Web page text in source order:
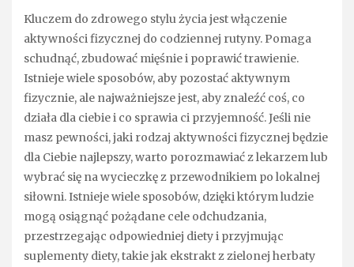
Kluczem do zdrowego stylu życia jest włączenie
aktywności fizycznej do codziennej rutyny. Pomaga
schudnąć, zbudować mięśnie i poprawić trawienie.
Istnieje wiele sposobów, aby pozostać aktywnym
fizycznie, ale najważniejsze jest, aby znaleźć coś, co
działa dla ciebie i co sprawia ci przyjemność. Jeśli nie
masz pewności, jaki rodzaj aktywności fizycznej będzie
dla Ciebie najlepszy, warto porozmawiać z lekarzem lub
wybrać się na wycieczkę z przewodnikiem po lokalnej
siłowni. Istnieje wiele sposobów, dzięki którym ludzie
mogą osiągnąć pożądane cele odchudzania,
przestrzegając odpowiedniej diety i przyjmując
suplementy diety, takie jak ekstrakt z zielonej herbaty